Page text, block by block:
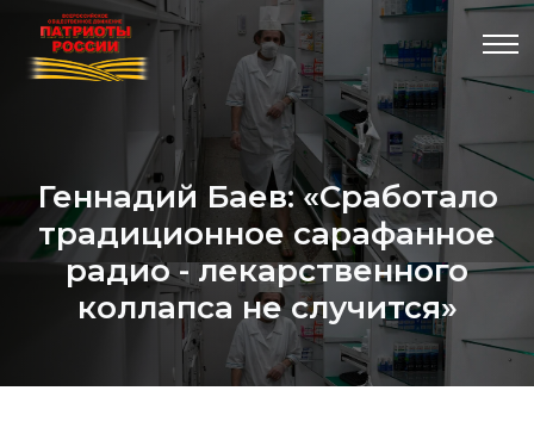
Геннадий Баев: «Сработало
традиционное сарафанное
радио - лекарственного
коллапса не случится»